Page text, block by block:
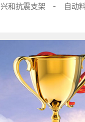
兴和抗震支架 自动